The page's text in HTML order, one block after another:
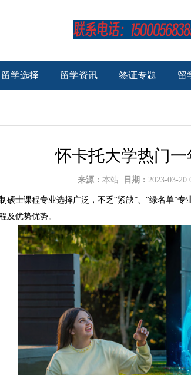
留学选择 留学资讯 签证专题 留
怀卡托大学热门
来源： 本站 日期： 2023-03-20
士课程专业选择广泛，不乏“紧缺”、“绿名单”专
及优势优势。